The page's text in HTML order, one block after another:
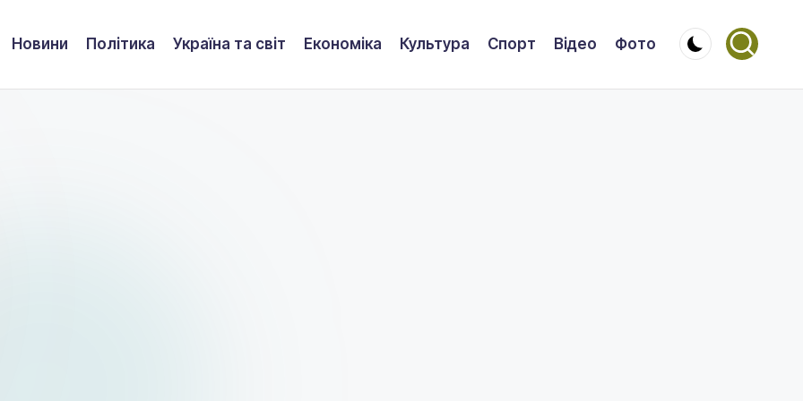
Новини Політика Україна та світ Економіка Культура Спорт Відео Фото